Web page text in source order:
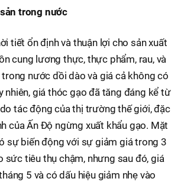
trong nước
tiết ổn định và thuận lợi cho sản xuất
cung lương thực, thực phẩm, rau, và
nước dồi dào và giá cả không có
nhiên, giá thóc gạo đã tăng đáng kể từ
tác động của thị trường thế giới, đặc
của Ấn Độ ngừng xuất khẩu gạo. Mặt
sự biến động với sự giảm giá trong 3
sức tiêu thụ chậm, nhưng sau đó, giá
5 và có dấu hiệu giảm nhẹ vào